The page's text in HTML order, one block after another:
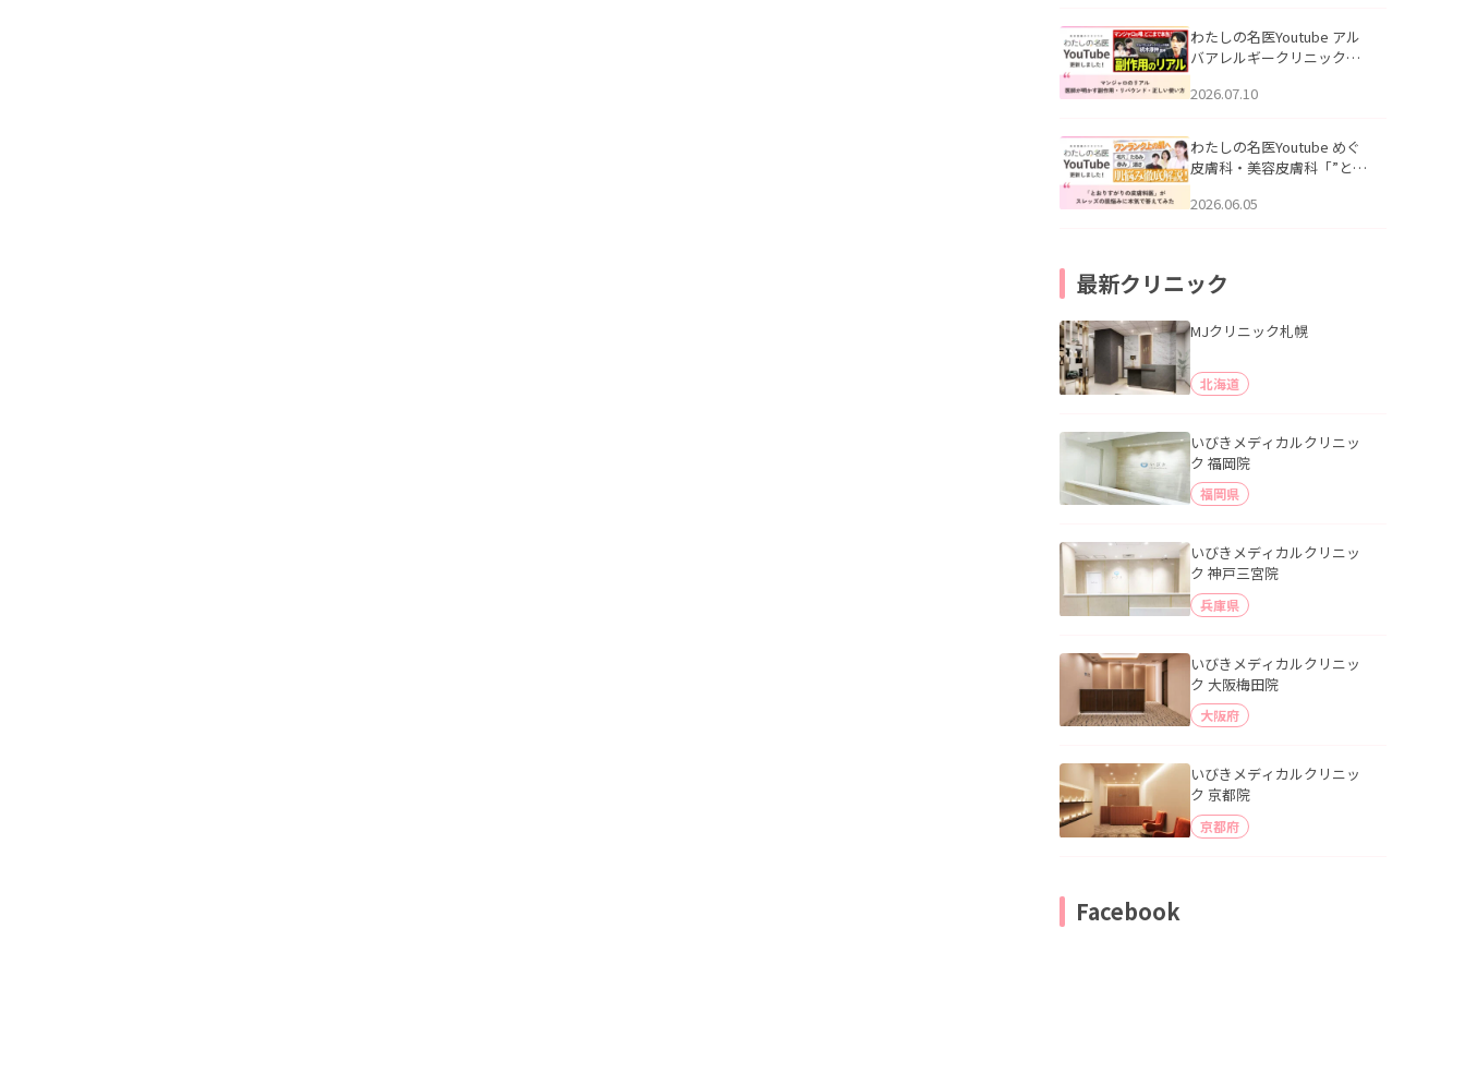
説」を公開いたしました。
わたしの名医Youtube アル
バアレルギークリニック札
医師が明かす副作用・リバ
公開いたしました。
2026.07.10
わたしの名医Youtube めぐ
皮膚科・美容皮膚科「”とお
ッズの肌悩みに本気で答え
2026.06.05
最新クリニック
MJクリニック札幌
北海道
いびきメディカルクリニッ
ク 福岡院
福岡県
いびきメディカルクリニッ
ク 神戸三宮院
兵庫県
いびきメディカルクリニッ
ク 大阪梅田院
大阪府
いびきメディカルクリニッ
ク 京都院
京都府
Facebook